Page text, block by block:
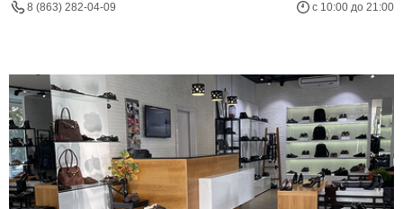
8 (863) 282-04-09 с 10:00 до 21:00